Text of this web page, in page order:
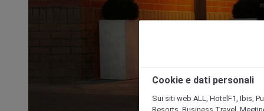
Cookie e dati personali
Sui siti web ALL, HotelF1, Ibis,
Resorts, Business Travel,